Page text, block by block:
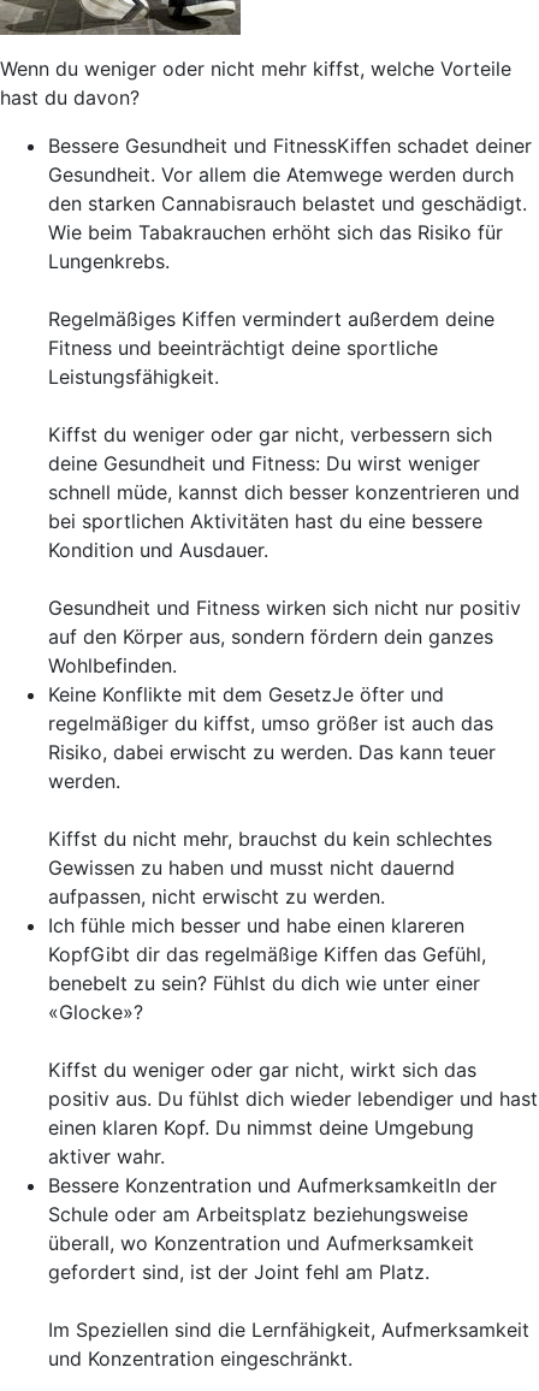
Wenn du weniger oder nicht mehr kiffst, welche Vorteile
hast du davon?
Bessere Gesundheit und FitnessKiffen schadet deiner
Gesundheit. Vor allem die Atemwege werden durch
den starken Cannabisrauch belastet und geschädigt.
Wie beim Tabakrauchen erhöht sich das Risiko für
Lungenkrebs.
Regelmäßiges Kiffen vermindert außerdem deine
Fitness und beeinträchtigt deine sportliche
Leistungsfähigkeit.
Kiffst du weniger oder gar nicht, verbessern sich
deine Gesundheit und Fitness: Du wirst weniger
schnell müde, kannst dich besser konzentrieren und
bei sportlichen Aktivitäten hast du eine bessere
Kondition und Ausdauer.
Gesundheit und Fitness wirken sich nicht nur positiv
auf den Körper aus, sondern fördern dein ganzes
Wohlbefinden.
Keine Konflikte mit dem GesetzJe öfter und
regelmäßiger du kiffst, umso größer ist auch das
Risiko, dabei erwischt zu werden. Das kann teuer
werden.
Kiffst du nicht mehr, brauchst du kein schlechtes
Gewissen zu haben und musst nicht dauernd
aufpassen, nicht erwischt zu werden.
Ich fühle mich besser und habe einen klareren
KopfGibt dir das regelmäßige Kiffen das Gefühl,
benebelt zu sein? Fühlst du dich wie unter einer
«Glocke»?
Kiffst du weniger oder gar nicht, wirkt sich das
positiv aus. Du fühlst dich wieder lebendiger und hast
einen klaren Kopf. Du nimmst deine Umgebung
aktiver wahr.
Bessere Konzentration und AufmerksamkeitIn der
Schule oder am Arbeitsplatz beziehungsweise
überall, wo Konzentration und Aufmerksamkeit
gefordert sind, ist der Joint fehl am Platz.
Im Speziellen sind die Lernfähigkeit, Aufmerksamkeit
und Konzentration eingeschränkt.